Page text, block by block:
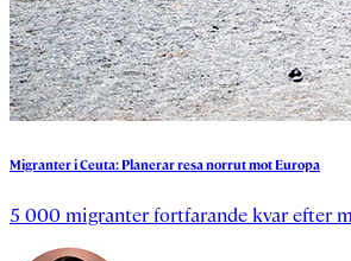
MigranteriCeuta:PlanerarresanorrutmotEuropa
5 000 migranter fortfarande kvar efter